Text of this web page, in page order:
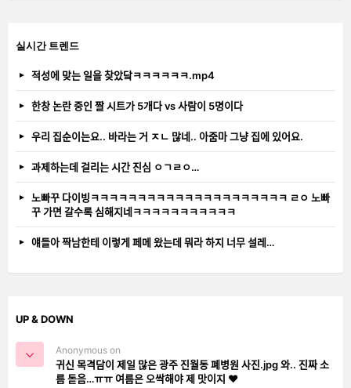
실시간 트렌드
적성에 맞는 일을 찾았닼ㅋㅋㅋㅋㅋㅋ.mp4
한창 논란 중인 짤 시트가 5개다 vs 사람이 5명이다
우리 집순이는요.. 바라는 거 ㅈㄴ 많네.. 아줌마 그냥 집에 있어요.
과제하는데 걸리는 시간 진심 ㅇㄱㄹㅇ…
노빠꾸 다이빙ㅋㅋㅋㅋㅋㅋㅋㅋㅋㅋㅋㅋㅋㅋㅋㅋㅋㅋㅋㅋㅋ ㄹㅇ 노빠
꾸 가면 갈수록 심해지네ㅋㅋㅋㅋㅋㅋㅋㅋㅋㅋㅋ
얘들아 짝남한테 이렇게 페메 왔는데 뭐라 하지 너무 설레…
UP & DOWN
Anonymous on
귀신 목격담이 제일 많은 광주 진월동 폐병원 사진.jpg 와.. 진짜 소
름 돋음…ㅠㅠ 여름은 오싹해야 제 맛이지 ❤️